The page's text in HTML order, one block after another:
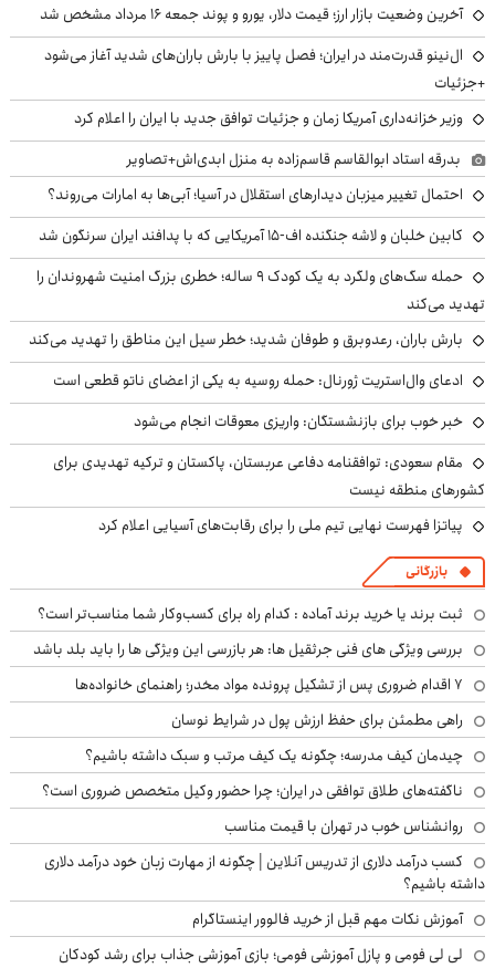
آخرین وضعیت بازار ارز؛ قیمت دلار، یورو و پوند جمعه ۱۶ مرداد مشخص شد
ال‌نینو قدرت‌مند در ایران؛ فصل پاییز با بارش باران‌های شدید آغاز می‌شود
+جزئیات
وزیر خزانه‌داری آمریکا زمان و جزئیات توافق جدید با ایران را اعلام کرد
بدرقه استاد ابوالقاسم قاسم‌زاده به منزل ابدی‌اش+تصاویر
احتمال تغییر میزبان دیدارهای استقلال در آسیا؛ آبی‌ها به امارات می‌روند؟
کابین خلبان و لاشه جنگنده اف-۱۵ آمریکایی که با پدافند ایران سرنگون شد
حمله سگ‌های ولگرد به یک کودک ۹ ساله؛ خطری بزرگ امنیت شهروندان را
تهدید می‌کند
بارش باران، رعدوبرق و طوفان شدید؛ خطر سیل این مناطق را تهدید می‌کند
ادعای وال‌استریت ژورنال: حمله روسیه به یکی از اعضای ناتو قطعی است
خبر خوب برای بازنشستگان: واریزی معوقات انجام می‌شود
مقام سعودی: توافقنامه دفاعی عربستان، پاکستان و ترکیه تهدیدی برای
کشورهای منطقه نیست
پیاتزا فهرست نهایی تیم ملی را برای رقابت‌های آسیایی اعلام کرد
بازرگانی
ثبت برند یا خرید برند آماده : کدام راه برای کسب‌وکار شما مناسب‌تر است؟
بررسی ویژگی های فنی جرثقیل ها: هر بازرسی این ویژگی ها را باید بلد باشد
۷ اقدام ضروری پس از تشکیل پرونده مواد مخدر؛ راهنمای خانواده‌ها
راهی مطمئن برای حفظ ارزش پول در شرایط نوسان
چیدمان کیف مدرسه؛ چگونه یک کیف مرتب و سبک داشته باشیم؟
ناگفته‌های طلاق توافقی در ایران؛ چرا حضور وکیل متخصص ضروری است؟
روانشناس خوب در تهران با قیمت مناسب
کسب درآمد دلاری از تدریس آنلاین | چگونه از مهارت زبان خود درآمد دلاری
داشته باشیم؟
آموزش نکات مهم قبل از خرید فالوور اینستاگرام
لی لی فومی و پازل آموزشی فومی؛ بازی آموزشی جذاب برای رشد کودکان